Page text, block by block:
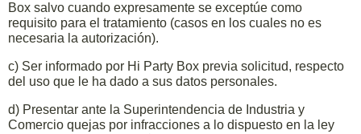
Box salvo cuando expresamente se exceptúe como
requisito para el tratamiento (casos en los cuales no es
necesaria la autorización).
c) Ser informado por Hi Party Box previa solicitud, respecto
del uso que le ha dado a sus datos personales.
d) Presentar ante la Superintendencia de Industria y
Comercio quejas por infracciones a lo dispuesto en la ley